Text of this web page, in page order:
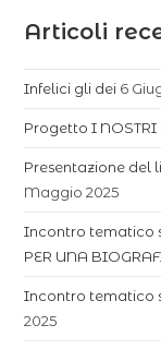
Articoli
Infelici gli dei 6
Progetto I NOSTRI
Presentazione del
Maggio 2025
Incontro tematico
PER UNA
Incontro tematico
2025